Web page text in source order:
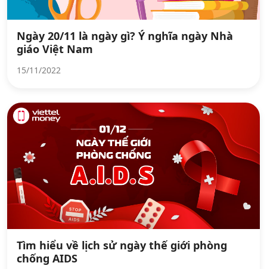
Ngày 20/11 là ngày gì? Ý nghĩa ngày Nhà
giáo Việt Nam
15/11/2022
Tìm hiểu về lịch sử ngày thế giới phòng
chống AIDS